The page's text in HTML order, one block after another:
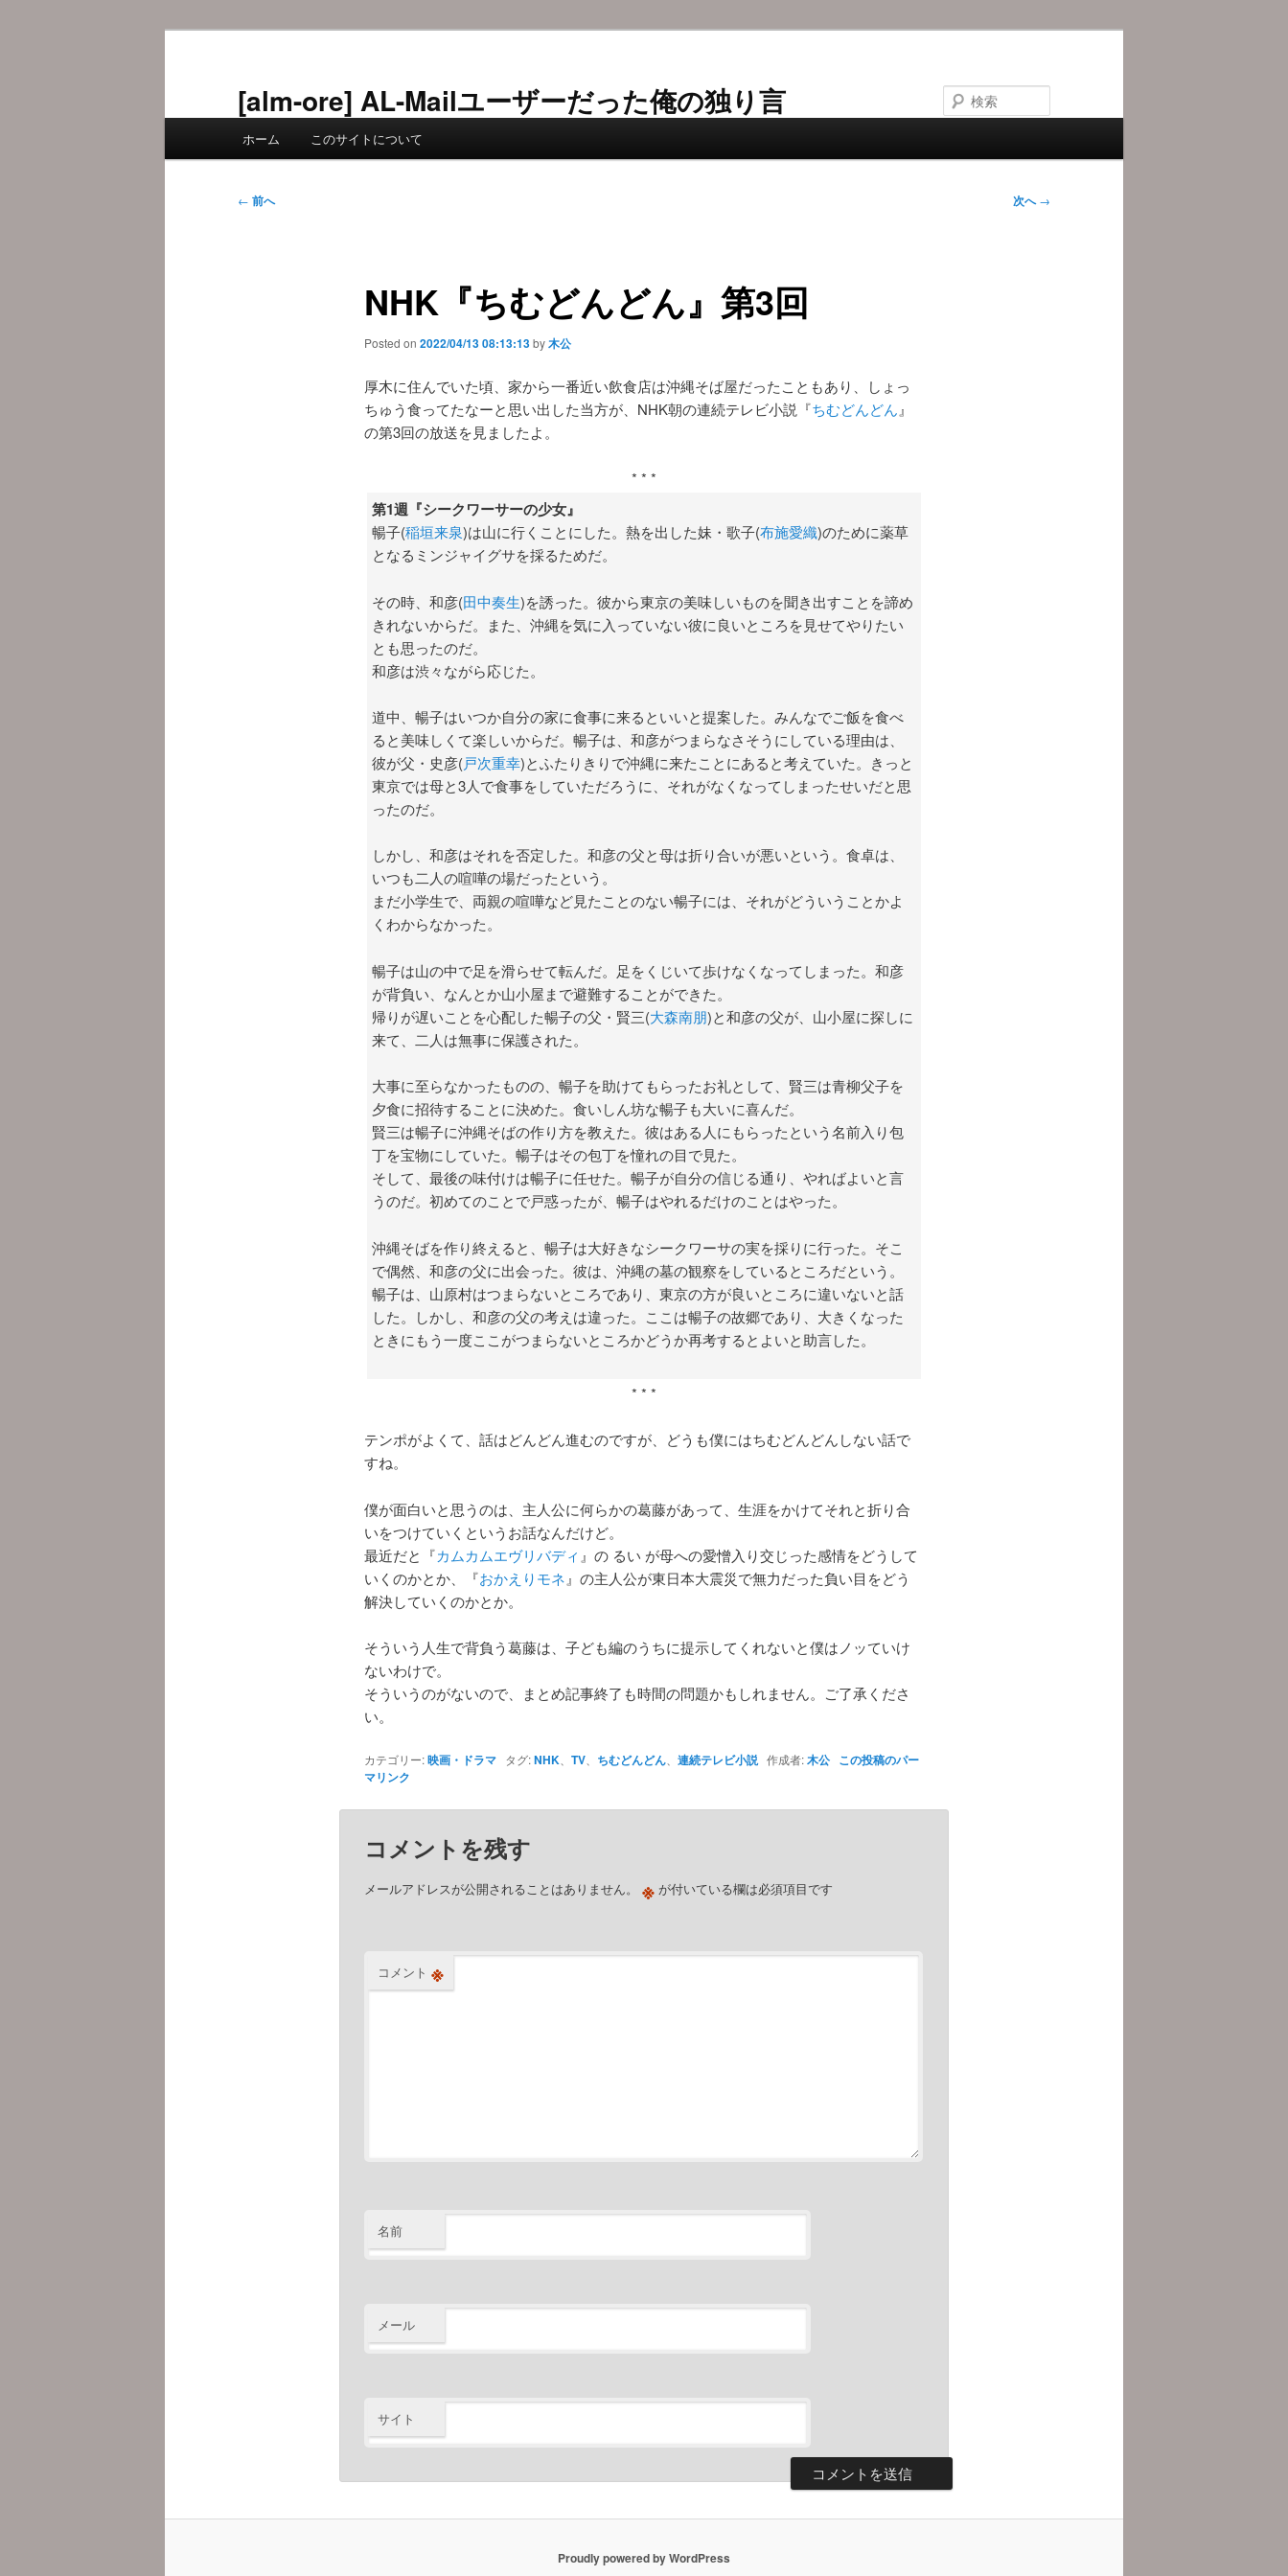
[alm-ore] AL-Mailユーザーだった俺の独り言
索
ホーム このサイトについて
投
← 前へ 次へ→
NHK『ちむどんどん』第3回
Posted on 2022/04/13 08:13:13by木公
厚木に住んでいた頃、家から一番近い飲食店は沖縄そば屋だったこともあり、しょっ
ちゅう食ってたなーと思い出した当方が、NHK朝の連続テレビ小説『ちむどんどん 』
の第3回の放送を見ましたよ。
* * *
第1週『シークワーサーの少女』
暢子(稲垣来泉)は山に行くことにした。熱を出した妹・歌子(布施愛織)のために薬草
となるミンジャイグサを採るためだ。
その時、和彦(田中奏生)を誘った。彼から東京の美味しいものを聞き出すことを諦め
きれないからだ。また、沖縄を気に入っていない彼に良いところを見せてやりたい
とも思ったのだ。
和彦は渋々ながら応じた。
道中、暢子はいつか自分の家に食事に来るといいと提案した。みんなでご飯を食べ
ると美味しくて楽しいからだ。暢子は、和彦がつまらなさそうにしている理由は、
彼が父・史彦(戸次重幸)とふたりきりで沖縄に来たことにあると考えていた。きっと
東京では母と3人で食事をしていただろうに、それがなくなってしまったせいだと思
ったのだ。
しかし、和彦はそれを否定した。和彦の父と母は折り合いが悪いという。食卓は、
いつも二人の喧嘩の場だったという。
まだ小学生で、両親の喧嘩など見たことのない暢子には、それがどういうことかよ
くわからなかった。
暢子は山の中で足を滑らせて転んだ。足をくじいて歩けなくなってしまった。和彦
が背負い、なんとか山小屋まで避難することができた。
帰りが遅いことを心配した暢子の父・賢三(大森南朋)と和彦の父が、山小屋に探しに
来て、二人は無事に保護された。
大事に至らなかったものの、暢子を助けてもらったお礼として、賢三は青柳父子を
夕食に招待することに決めた。食いしん坊な暢子も大いに喜んだ。
賢三は暢子に沖縄そばの作り方を教えた。彼はある人にもらったという名前入り包
丁を宝物にしていた。暢子はその包丁を憧れの目で見た。
そして、最後の味付けは暢子に任せた。暢子が自分の信じる通り、やればよいと言
うのだ。初めてのことで戸惑ったが、暢子はやれるだけのことはやった。
沖縄そばを作り終えると、暢子は大好きなシークワーサの実を採りに行った。そこ
で偶然、和彦の父に出会った。彼は、沖縄の墓の観察をしているところだという。
暢子は、山原村はつまらないところであり、東京の方が良いところに違いないと話
した。しかし、和彦の父の考えは違った。ここは暢子の故郷であり、大きくなった
ときにもう一度ここがつまらないところかどうか再考するとよいと助言した。
* * *
テンポがよくて、話はどんどん進むのですが、どうも僕にはちむどんどんしない話で
すね。
僕が面白いと思うのは、主人公に何らかの葛藤があって、生涯をかけてそれと折り合
いをつけていくというお話なんだけど。
最近だと『カムカムエヴリバディ 』の るい が母への愛憎入り交じった感情をどうして
いくのかとか、『おかえりモネ 』の主人公が東日本大震災で無力だった負い目をどう
解決していくのかとか。
そういう人生で背負う葛藤は、子ども編のうちに提示してくれないと僕はノッていけ
ないわけで。
そういうのがないので、まとめ記事終了も時間の問題かもしれません。ご了承くださ
い。
カテゴリー:映画・ドラマタグ:NHK TV、 ちむどんどん、 連続テレビ小説作成者:木公 この投稿のパー
マリンク
コメントを残す
メールアドレスが公開されることはありません。 ※が付いている欄は必須項目です
コメント ※
名前
メール
サイト
Proudly powered by WordPress